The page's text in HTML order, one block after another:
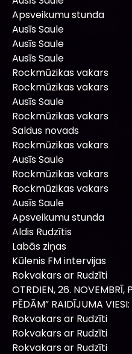
Apsveikumu stunda
Ausīs Saule
Ausīs Saule
Ausīs Saule
Rockmūzikas vakars
Rockmūzikas vakars
Ausīs Saule
Rockmūzikas vakars
Saldus novads
Rockmūzikas vakars
Ausīs Saule
Rockmūzikas vakars
Rockmūzikas vakars
Ausīs Saule
Apsveikumu stunda
Aldis Rudzītis
Labās ziņas
Kūlenis FM intervijas
Rokvakars ar Rudzīti
OTRDIEN, 26. NOVEMBRĪ,
PĒDĀM” RAIDĪJUMA VIESI:
Rokvakars ar Rudzīti
Rokvakars ar Rudzīti
Rokvakars ar Rudzīti